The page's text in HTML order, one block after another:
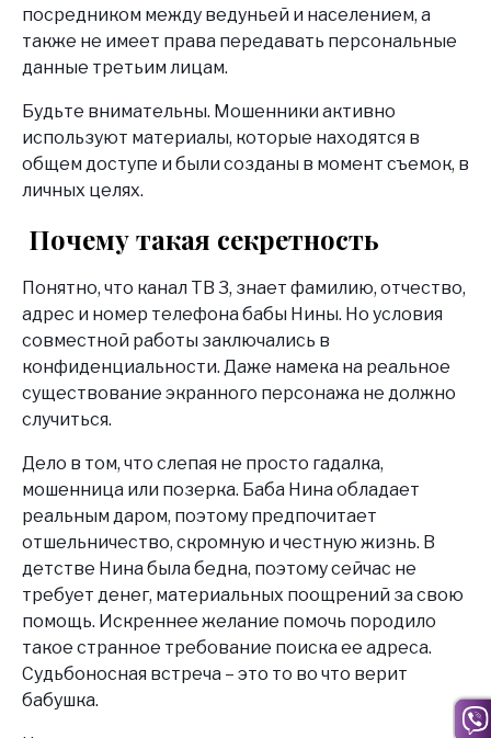
посредником между ведуньей и населением, а
также не имеет права передавать персональные
данные третьим лицам.
Будьте внимательны. Мошенники активно
используют материалы, которые находятся в
общем доступе и были созданы в момент съемок, в
личных целях.
Почему такая секретность
Понятно, что канал ТВ 3, знает фамилию, отчество,
адрес и номер телефона бабы Нины. Но условия
совместной работы заключались в
конфиденциальности. Даже намека на реальное
существование экранного персонажа не должно
случиться.
Дело в том, что слепая не просто гадалка,
мошенница или позерка. Баба Нина обладает
реальным даром, поэтому предпочитает
отшельничество, скромную и честную жизнь. В
детстве Нина была бедна, поэтому сейчас не
требует денег, материальных поощрений за свою
помощь. Искреннее желание помочь породило
такое странное требование поиска ее адреса.
Судьбоносная встреча – это то во что верит
бабушка.